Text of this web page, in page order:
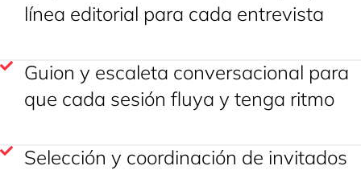
línea editorial para cada entrevista
Guion y escaleta conversacional para
que cada sesión fluya y tenga ritmo
Selección y coordinación de invitados